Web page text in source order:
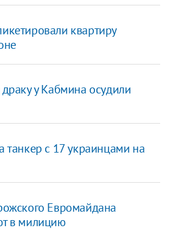
квартиру
у Кабмина осудили
танкер с 17 украинцами на
Евромайдана
в милицию